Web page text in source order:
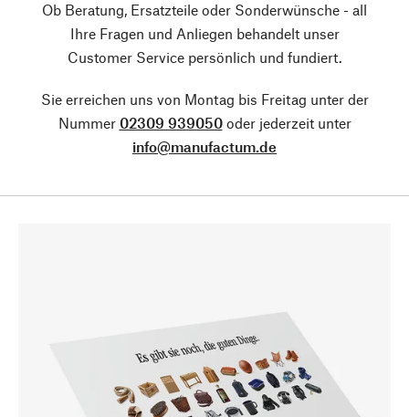
Ob Beratung, Ersatzteile oder Sonderwünsche - all
Ihre Fragen und Anliegen behandelt unser
Customer Service persönlich und fundiert.
Sie erreichen uns von Montag bis Freitag unter der
Nummer 02309 939050oder jederzeit unter
info@manufactum.de